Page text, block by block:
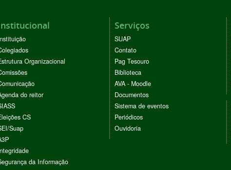
Organizacional
do reitor
CS
Suap
da Informação
Serviços
SUAP
Contato
Pag Tesouro
Biblioteca
AVA - Moodle
Documentos
Sistema de eventos
Periódicos
Ouvidoria